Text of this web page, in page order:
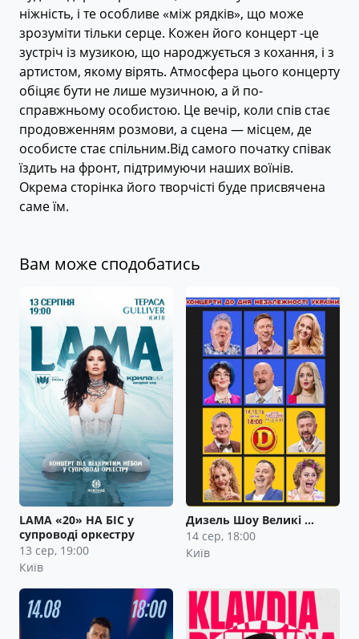
ніжність, і те особливе «між рядків», що може
зрозуміти тільки серце. Кожен його концерт -це
зустріч із музикою, що народжується з кохання, і з
артистом, якому вірять. Атмосфера цього концерту
обіцяє бути не лише музичною, а й по-
справжньому особистою. Це вечір, коли спів стає
продовженням розмови, а сцена — місцем, де
особисте стає спільним.Від самого початку співак
їздить на фронт, підтримуючи наших воїнів.
Окрема сторінка його творчісті буде присвячена
саме їм.
Вам може сподобатись
LAMA «20» НА БІС у
супроводі оркестру
13 сер, 19:00
Київ
Дизель Шоу Великі …
14 сер, 18:00
Київ